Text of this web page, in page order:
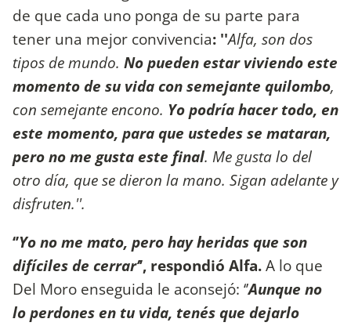
de que cada uno ponga de su parte para
tener una mejor convivencia: ''Alfa, son dos
tipos de mundo. No pueden estar viviendo este
momento de su vida con semejante quilombo,
con semejante encono. Yo podría hacer todo, en
este momento, para que ustedes se mataran,
pero no me gusta este final. Me gusta lo del
otro día, que se dieron la mano. Sigan adelante y
disfruten.''.
‘’Yo no me mato, pero hay heridas que son
difíciles de cerrar’’, respondió Alfa.A lo que
Del Moro enseguida le aconsejó: ‘’Aunque no
lo perdones en tu vida, tenés que dejarlo